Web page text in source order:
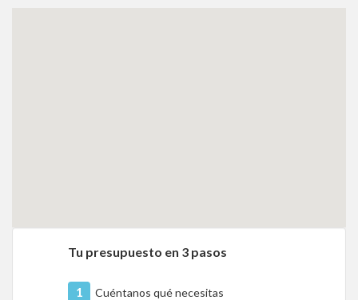
Tu presupuesto en 3 pasos
1 Cuéntanos qué necesitas